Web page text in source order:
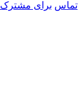
تماس برای